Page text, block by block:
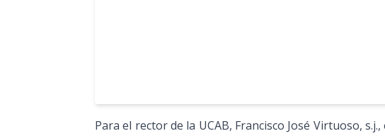
Para el rector de la UCAB, Francisco José Virtuoso,